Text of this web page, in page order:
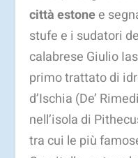
città estonee
stufe e i sudatori
calabrese Giulio
primo trattato di
d’Ischia (De’
nell’isola di
tra cui le più